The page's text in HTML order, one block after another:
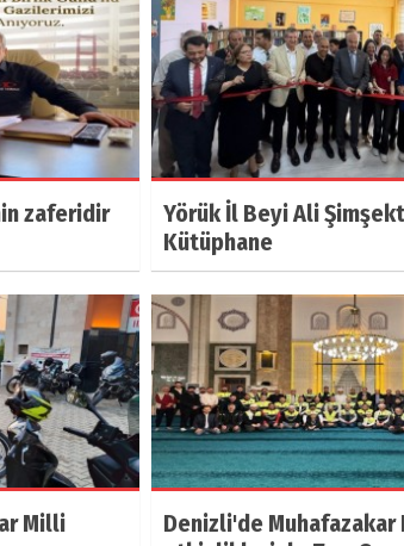
zaferidir
Yörük İl Beyi Ali
Kütüphane
Milli
Denizli'de